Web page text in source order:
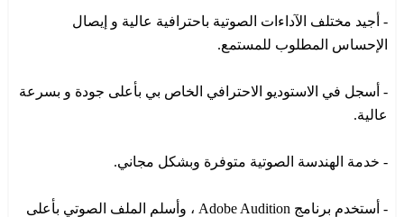
- أجيد مختلف الآداءات الصوتية باحترافية عالية و إيصال
الإحساس المطلوب للمستمع.
- أسجل في الاستوديو الاحترافي الخاص بي بأعلى جودة و بسرعة
عالية.
- خدمة الهندسة الصوتية متوفرة وبشكل مجاني.
- أستخدم برنامج Adobe Audition ، وأسلم الملف الصوتي بأعلى